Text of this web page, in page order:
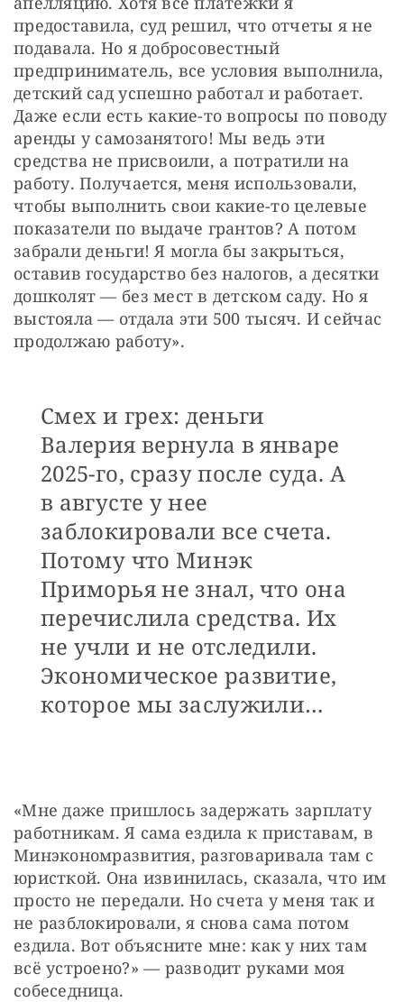
предоставила, суд решил, что отчеты я не
подавала. Но я добросовестный
предприниматель, все условия выполнила,
детский сад успешно работал и работает.
Даже если есть какие-то вопросы по поводу
аренды у самозанятого! Мы ведь эти
средства не присвоили, а потратили на
работу. Получается, меня использовали,
чтобы выполнить свои какие-то целевые
показатели по выдаче грантов? А потом
забрали деньги! Я могла бы закрыться,
оставив государство без налогов, а десятки
дошколят — без мест в детском саду. Но я
выстояла — отдала эти 500 тысяч. И сейчас
продолжаю работу».
Смех и грех: деньги
Валерия вернула в январе
2025-го, сразу после суда. А
в августе у нее
заблокировали все счета.
Потому что Минэк
Приморья не знал, что она
перечислила средства. Их
не учли и не отследили.
Экономическое развитие,
которое мы заслужили…
«Мне даже пришлось задержать зарплату
работникам. Я сама ездила к приставам, в
Минэкономразвития, разговаривала там с
юристкой. Она извинилась, сказала, что им
просто не передали. Но счета у меня так и
не разблокировали, я снова сама потом
ездила. Вот объясните мне: как у них там
всё устроено?» — разводит руками моя
собеседница.